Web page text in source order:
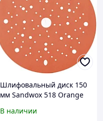
Шлифовальный диск 150
мм Sandwox 518 Orange
В наличии